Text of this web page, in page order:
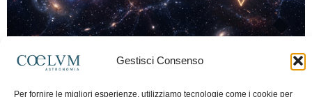
Gestisci Consenso
Per fornire le migliori esperienze, utilizziamo tecnologie come i cookie per
Marco Lorrai - 15 Giugno 2026 0
moderna: due particelle possono mostrare correlazioni che sembrano ignorare